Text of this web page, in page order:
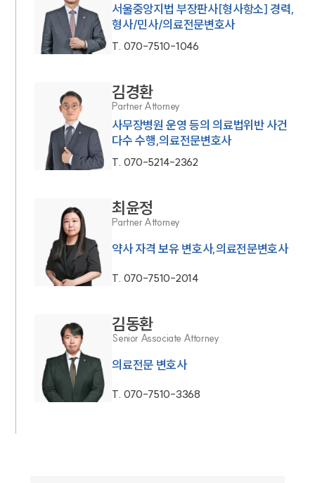
서울중앙지법 부장판사[형사항소] 경력,
형사/민사/의료전문변호사
T. 070-7510-1046
김경환
Partner Attorney
사무장병원 운영 등의 의료법위반 사건
다수 수행,의료전문변호사
T. 070-5214-2362
최윤정
Partner Attorney
약사 자격 보유 변호사,의료전문변호사
T. 070-7510-2014
김동환
Senior Associate Attorney
의료전문 변호사
T. 070-7510-3368